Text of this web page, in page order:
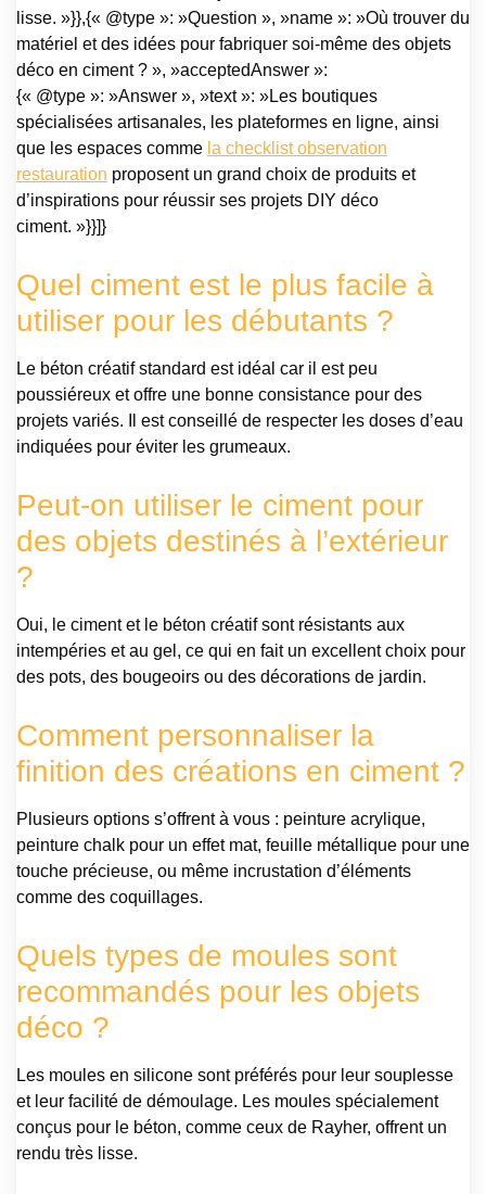
lisse. »}},{« @type »: »Question », »name »: »Où trouver du
matériel et des idées pour fabriquer soi-même des objets
déco en ciment ? », »acceptedAnswer »:
{« @type »: »Answer », »text »: »Les boutiques
spécialisées artisanales, les plateformes en ligne, ainsi
que les espaces comme la checklist observation
restauration proposent un grand choix de produits et
d’inspirations pour réussir ses projets DIY déco
ciment. »}}]}
Quel ciment est le plus facile à
utiliser pour les débutants ?
Le béton créatif standard est idéal car il est peu
poussiéreux et offre une bonne consistance pour des
projets variés. Il est conseillé de respecter les doses d’eau
indiquées pour éviter les grumeaux.
Peut-on utiliser le ciment pour
des objets destinés à l’extérieur
?
Oui, le ciment et le béton créatif sont résistants aux
intempéries et au gel, ce qui en fait un excellent choix pour
des pots, des bougeoirs ou des décorations de jardin.
Comment personnaliser la
finition des créations en ciment ?
Plusieurs options s’offrent à vous : peinture acrylique,
peinture chalk pour un effet mat, feuille métallique pour une
touche précieuse, ou même incrustation d’éléments
comme des coquillages.
Quels types de moules sont
recommandés pour les objets
déco ?
Les moules en silicone sont préférés pour leur souplesse
et leur facilité de démoulage. Les moules spécialement
conçus pour le béton, comme ceux de Rayher, offrent un
rendu très lisse.